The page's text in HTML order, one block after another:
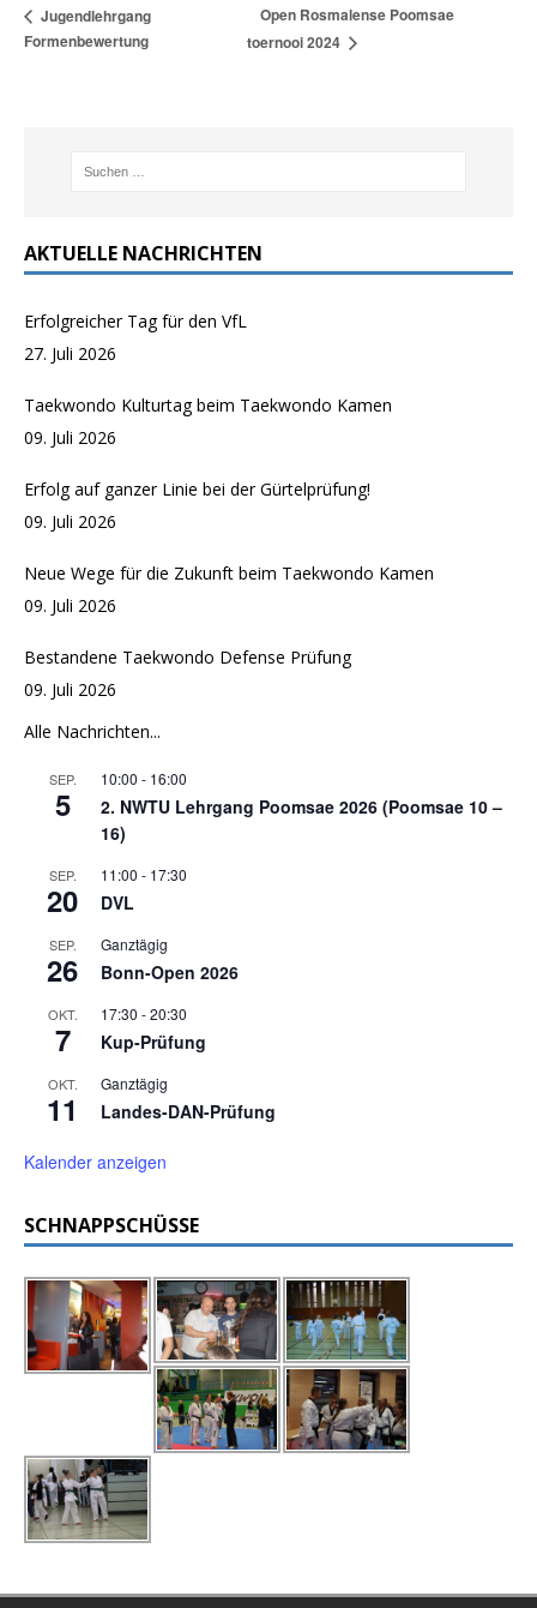
Jugendlehrgang
Formenbewertung
Open Rosmalense Poomsae
toernooi 2024
AKTUELLE NACHRICHTEN
Erfolgreicher Tag für den VfL
27. Juli 2026
Taekwondo Kulturtag beim Taekwondo Kamen
09. Juli 2026
Erfolg auf ganzer Linie bei der Gürtelprüfung!
09. Juli 2026
Neue Wege für die Zukunft beim Taekwondo Kamen
09. Juli 2026
Bestandene Taekwondo Defense Prüfung
09. Juli 2026
Alle Nachrichten...
SEP.
5
10:00 - 16:00
2. NWTU Lehrgang Poomsae 2026 (Poomsae 10 –
16)
SEP.
20
11:00 - 17:30
DVL
SEP.
26
Ganztägig
Bonn-Open 2026
OKT.
7
17:30 -20:30
Kup-Prüfung
OKT.
11
Ganztägig
Landes-DAN-Prüfung
Kalender anzeigen
SCHNAPPSCHÜSSE